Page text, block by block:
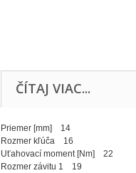
ČÍTAJ VIAC...
Priemer [mm] 14
Rozmer kľúča 16
Uťahovací moment [Nm] 22
Rozmer závitu 1 19